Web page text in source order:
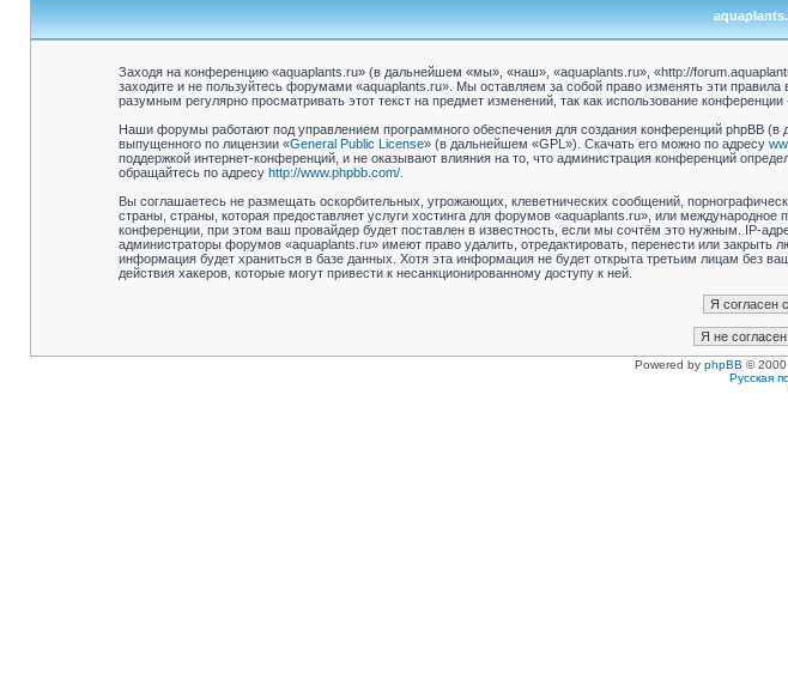
Заходя на конференцию «aquaplants.ru» (в дальнейшем «мы», «наш», «aquaplants.ru», «http://
заходите и не пользуйтесь форумами «aquaplants.ru». Мы оставляем за собой право изменять эти
разумным регулярно просматривать этот текст на предмет изменений, так как использование
Наши форумы работают под управлением программного обеспечения для создания конференций phpBB
выпущенного по лицензии «General Public License» (в дальнейшем «GPL»). Скачать его можно по адресу
поддержкой интернет-конференций, и не оказывают влияния на то, что администрация конференций
обращайтесь по адресу http://www.phpbb.com/.
Вы соглашаетесь не размещать оскорбительных, угрожающих, клеветнических сообщений,
страны, страны, которая предоставляет услуги хостинга для форумов «aquaplants.ru», или
конференции, при этом ваш провайдер будет поставлен в известность, если мы сочтём это нужным. IP-
администраторы форумов «aquaplants.ru» имеют право удалить, отредактировать, перенести или
информация будет храниться в базе данных. Хотя эта информация не будет открыта третьим лицам без
действия хакеров, которые могут привести к несанкционированному доступу к ней.
Powered by phpBB ©
Русская